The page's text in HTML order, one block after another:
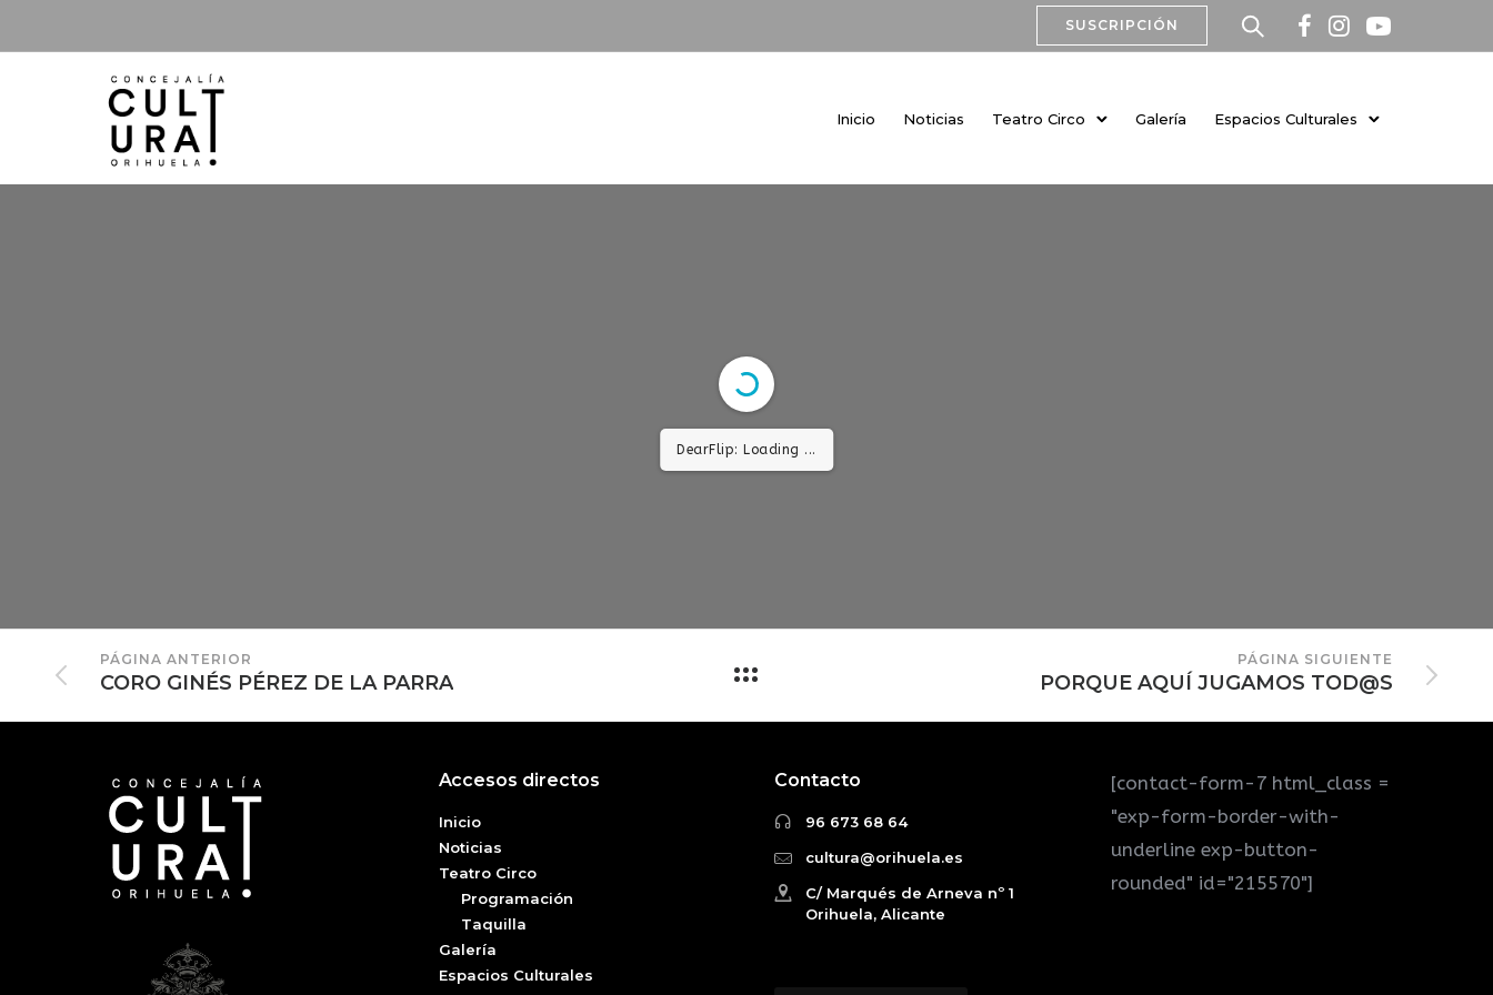
SUSCRIPCIÓN
Inicio Noticias Teatro Circo Galería Espacios Culturales
DearFlip: Loading ...
PÁGINA ANTERIOR
CORO GINÉS PÉREZ DE LA PARRA
PÁGINA SIGUIENTE
PORQUE AQUÍ JUGAMOS TOD@S
Accesos directos
Inicio
Noticias
Teatro Circo
Programación
Taquilla
Galería
Espacios Culturales
Contacto
96 673 68 64
cultura@orihuela.es
C/ Marqués de Arneva nº 1
Orihuela, Alicante
[contact-form-7 html_class =
"exp-form-border-with-
underline exp-button-
rounded" id="215570"]